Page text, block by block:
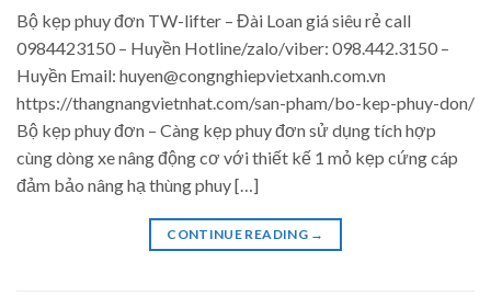
Bộ kẹp phuy đơn TW-lifter – Đài Loan giá siêu rẻ call
0984423150 – Huyền Hotline/zalo/viber: 098.442.3150 –
Huyền Email: huyen@congnghiepvietxanh.com.vn
https://thangnangvietnhat.com/san-pham/bo-kep-phuy-don/
Bộ kẹp phuy đơn – Càng kẹp phuy đơn sử dụng tích hợp
cùng dòng xe nâng động cơ với thiết kế 1 mỏ kẹp cứng cáp
đảm bảo nâng hạ thùng phuy […]
CONTINUE READING →